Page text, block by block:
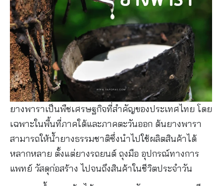
ยางพาราเป็นพืชเศรษฐกิจที่สำคัญของประเทศไทย โดย
เฉพาะในพื้นที่ภาคใต้และภาคตะวันออก ต้นยางพารา
สามารถให้น้ำยางธรรมชาติซึ่งนำไปใช้ผลิตสินค้าได้
หลากหลาย ตั้งแต่ยางรถยนต์ ถุงมือ อุปกรณ์ทางการ
แพทย์ วัสดุก่อสร้าง ไปจนถึงสินค้าในชีวิตประจำวัน